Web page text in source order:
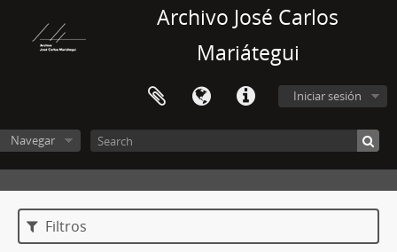
Archivo José Carlos
Mariátegui
Iniciar sesión
Navegar
Filtros